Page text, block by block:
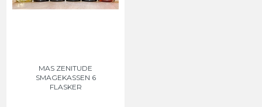
MAS ZENITUDE
SMAGEKASSEN 6
FLASKER